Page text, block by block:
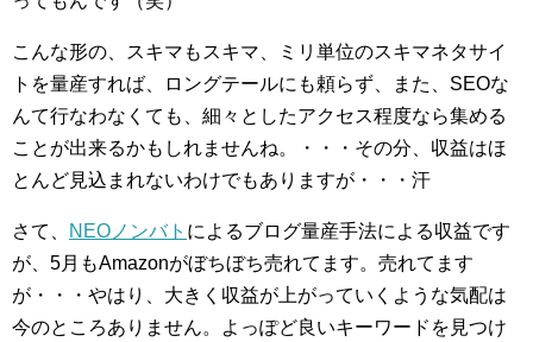
こんな形の、スキマもスキマ、ミリ単位のスキマネタサイ
トを量産すれば、ロングテールにも頼らず、また、SEOな
んて行なわなくても、細々としたアクセス程度なら集める
ことが出来るかもしれませんね。・・・その分、収益はほ
とんど見込まれないわけでもありますが・・・汗
さて、 NEOノンバト によるブログ量産手法による収益です
が、5月もAmazonがぼちぼち売れてます。売れてます
が・・・やはり、大きく収益が上がっていくような気配は
今のところありません。よっぽど良いキーワードを見つけ